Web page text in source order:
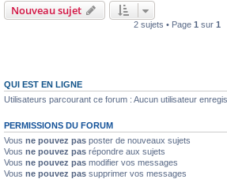
Nouveau sujet
2 sujets • Page 1 sur 1
QUI EST EN LIGNE
Utilisateurs parcourant ce forum : Aucun utilisateur
PERMISSIONS DU FORUM
Vous ne pouvez pas poster de nouveaux sujets
Vous ne pouvez pas répondre aux sujets
Vous ne pouvez pas modifier vos messages
Vous ne pouvez pas supprimer vos messages